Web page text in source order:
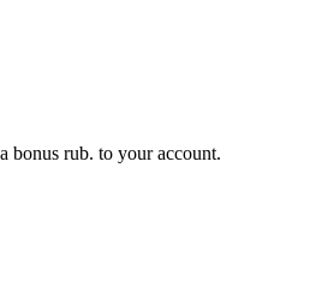
bonus rub. to your account.